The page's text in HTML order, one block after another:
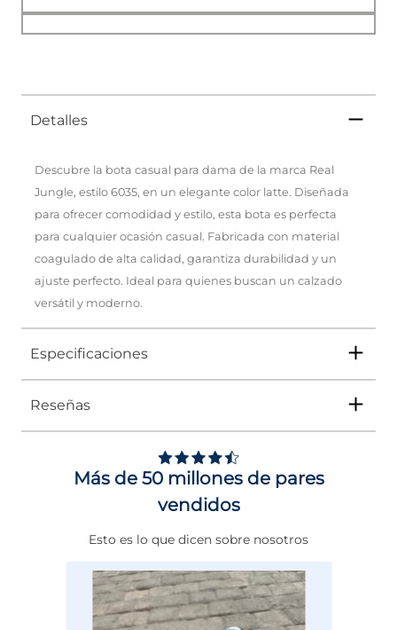
Detalles
Descubre la bota casual para dama de la marca Real
Jungle, estilo 6035, en un elegante color latte. Diseñada
para ofrecer comodidad y estilo, esta bota es perfecta
para cualquier ocasión casual. Fabricada con material
coagulado de alta calidad, garantiza durabilidad y un
ajuste perfecto. Ideal para quienes buscan un calzado
versátil y moderno.
Especificaciones
Tipo
Género Mujer
DE 0 A 4 cms
NORMAL
BEIGE
COMBATE
Reseñas
Basado en1 opiniones
sometidas a control
Ver todas las reseñas de este sitio
estrellas
1
estrellas
0
condición.
experiencia del
Jessica B.
Útil (0) Informe
Más de 50 millones de pares
vendidos
Esto es lo que dicen sobre nosotros